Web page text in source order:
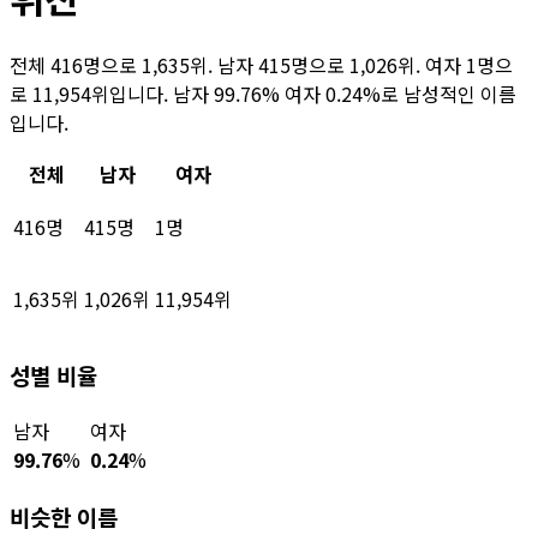
전체 416명으로 1,635위. 남자 415명으로 1,026위. 여자 1명으
로 11,954위입니다. 남자 99.76% 여자 0.24%로 남성적인 이름
입니다.
전체
남자
여자
416명
415명 1명
1,635위 1,026위 11,954위
성별 비율
남자
99.76%
여자
0.24%
비슷한 이름